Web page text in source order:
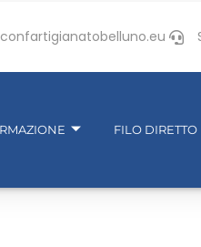
FILO DIRETTO